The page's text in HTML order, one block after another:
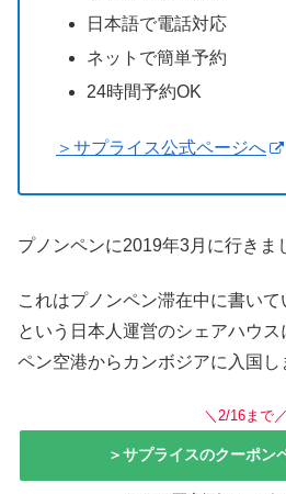
日本語で電話対応
ネットで簡単予約
24時間予約OK
＞サプライス公式ページへ
プノンペンに2019年3月に行きま
これはプノンペン滞在中に書い
という日本人運営のシェアハウ
ペン空港からカンボジアに入国し
＼2/16まで／
＞サプライスのクーポン